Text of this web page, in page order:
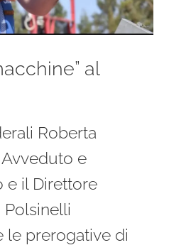
al
Roberta
e
e il Direttore
le prerogative di